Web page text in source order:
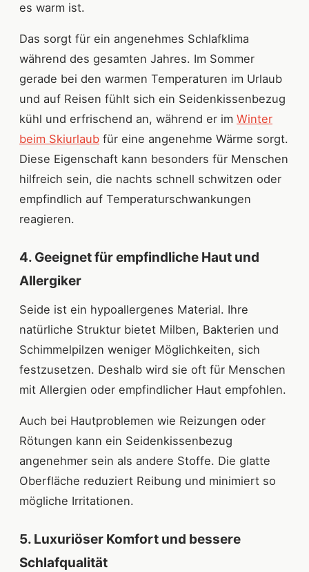
es warm ist.
Das sorgt für ein angenehmes Schlafklima
während des gesamten Jahres. Im Sommer
gerade bei den warmen Temperaturen im Urlaub
und auf Reisen fühlt sich ein Seidenkissenbezug
kühl und erfrischend an, während er im Winter
beim Skiurlaub für eine angenehme Wärme sorgt.
Diese Eigenschaft kann besonders für Menschen
hilfreich sein, die nachts schnell schwitzen oder
empfindlich auf Temperaturschwankungen
reagieren.
4. Geeignet für empfindliche Haut und
Allergiker
Seide ist ein hypoallergenes Material. Ihre
natürliche Struktur bietet Milben, Bakterien und
Schimmelpilzen weniger Möglichkeiten, sich
festzusetzen. Deshalb wird sie oft für Menschen
mit Allergien oder empfindlicher Haut empfohlen.
Auch bei Hautproblemen wie Reizungen oder
Rötungen kann ein Seidenkissenbezug
angenehmer sein als andere Stoffe. Die glatte
Oberfläche reduziert Reibung und minimiert so
mögliche Irritationen.
5. Luxuriöser Komfort und bessere
Schlafqualität